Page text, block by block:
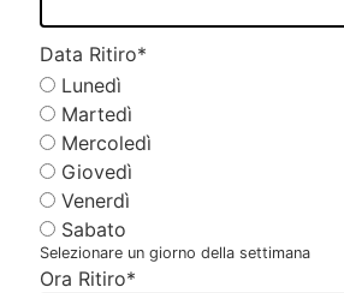
Data Ritiro*
Lunedì
Martedì
Mercoledì
Giovedì
Venerdì
Sabato
Selezionare un giorno della settimana
Ora Ritiro*